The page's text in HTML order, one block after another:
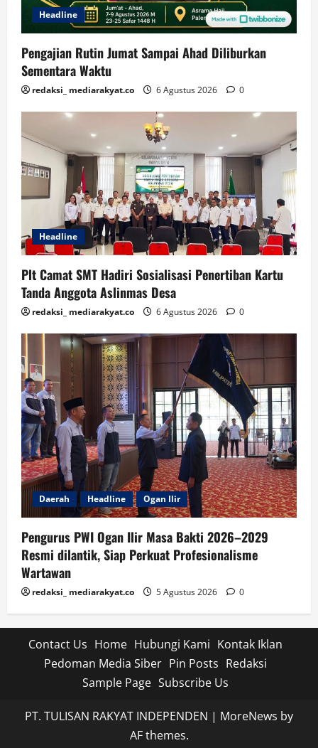
Headline
Pengajian Rutin Jumat Sampai Ahad Diliburkan
Sementara Waktu
redaksi_ mediarakyat.co 6 Agustus 2026 0
Headline
Plt Camat SMT Hadiri Sosialisasi Penertiban Kartu
Tanda Anggota Aslinmas Desa
redaksi_ mediarakyat.co 6 Agustus 2026 0
Daerah Headline Ogan Ilir
Pengurus PWI Ogan Ilir Masa Bakti 2026–2029
Resmi dilantik, Siap Perkuat Profesionalisme
Wartawan
redaksi_ mediarakyat.co 5 Agustus 2026 0
Contact Us Home Hubungi Kami Kontak Iklan
Pedoman Media Siber Pin Posts Redaksi
Sample Page Subscribe Us
PT. TULISAN RAKYAT INDEPENDEN | MoreNews by
AF themes.